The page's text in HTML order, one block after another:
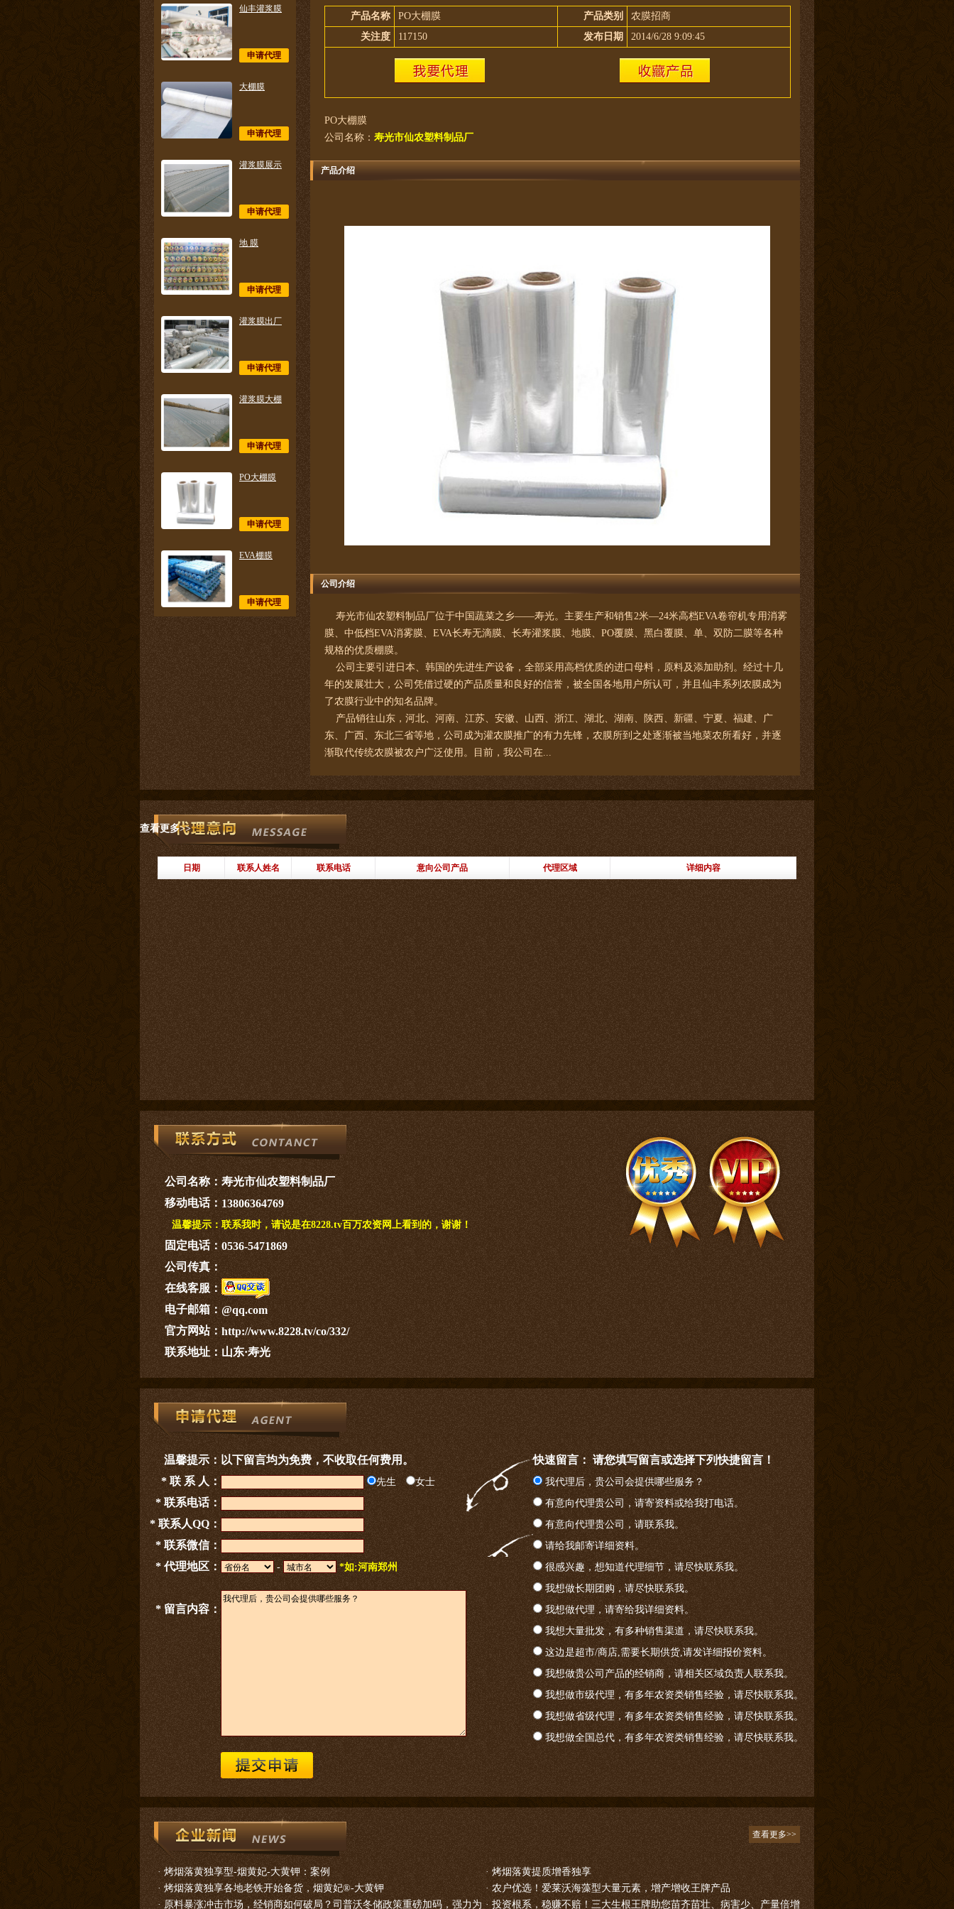
仙丰灌浆膜
申请代理
大棚膜
申请代理
灌浆膜展示
申请代理
地 膜
申请代理
灌浆膜出厂
申请代理
灌浆膜大棚
申请代理
PO大棚膜
申请代理
EVA棚膜
申请代理
产品名称 PO大棚膜 产品类别
农膜招商
关注度
117150 发布日期 2014/6/28 9:09:45
PO大棚膜
公司名称： 寿光市仙农塑料制品厂
产品介绍
公司介绍
寿光市仙农塑料制品厂位于中国蔬菜之乡——寿光。主要生产和销售2米—24米高档EVA卷帘机专用消雾
膜、中低档EVA消雾膜、EVA长寿无滴膜、长寿灌浆膜、地膜、PO覆膜、黑白覆膜、单、双防二膜等各种
规格的优质棚膜。
公司主要引进日本、韩国的先进生产设备，全部采用高档优质的进口母料，原料及添加助剂。经过十几
年的发展壮大，公司凭借过硬的产品质量和良好的信誉，被全国各地用户所认可，并且仙丰系列农膜成为
了农膜行业中的知名品牌。
产品销往山东，河北、河南、江苏、安徽、山西、浙江、湖北、湖南、陕西、新疆、宁夏、福建、广
东、广西、东北三省等地，公司成为灌农膜推广的有力先锋，农膜所到之处逐渐被当地菜农所看好，并逐
渐取代传统农膜被农户广泛使用。目前，我公司在...
查看更多>>
公司名称： 寿光市仙农塑料制品厂
移动电话： 13806364769
温馨提示： 联系我时，请说是在8228.tv百万农资网上看到的，谢谢！
固定电话： 0536-5471869
公司传真：
在线客服：
电子邮箱： @qq.com
官方网站： http://www.8228.tv/co/332/
联系地址： 山东·寿光
温馨提示： 以下留言均为免费，不收取任何费用。
快速留言： 请您填写留言或选择下列快捷留言！
* 联 系 人：
先生 女士 我代理后，贵公司会提供哪些服务？
* 联系电话： 有意向代理贵公司，请寄资料或给我打电话。
* 联系人QQ： 有意向代理贵公司，请联系我。
* 联系微信： 请给我邮寄详细资料。
* 代理地区： - *如:河南郑州 很感兴趣，想知道代理细节，请尽快联系我。
* 留言内容：
我想做长期团购，请尽快联系我。
我想做代理，请寄给我详细资料。
我想大量批发，有多种销售渠道，请尽快联系我。
这边是超市/商店,需要长期供货,请发详细报价资料。
我想做贵公司产品的经销商，请相关区域负责人联系我。
我想做市级代理，有多年农资类销售经验，请尽快联系我。
我想做省级代理，有多年农资类销售经验，请尽快联系我。
我想做全国总代，有多年农资类销售经验，请尽快联系我。
查看更多>>
· 烤烟落黄独享型-烟黄妃-大黄钾：案例 · 烤烟落黄提质增香独享
· 烤烟落黄独享各地老铁开始备货，烟黄妃®-大黄钾 · 农户优选！爱莱沃海藻型大量元素，增产增收王牌产品
· 原料暴涨冲击市场，经销商如何破局？司普沃冬储政策重磅加码，强力为 · 投资根系，稳赚不赔！三大生根王牌助您苗齐苗壮、病害少、产量倍增